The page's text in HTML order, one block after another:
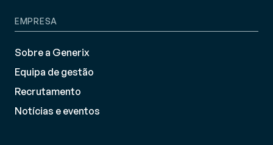
EMPRESA
Sobre a Generix
Equipa de gestão
Recrutamento
Notícias e eventos